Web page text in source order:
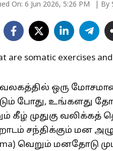
On: 6 Jun 2026, 5:26 PM | By
ஒரு
போது, உங்களது
கீழ் முதுகு
சந்திக்கும் மன
வெறும் மனதோடு